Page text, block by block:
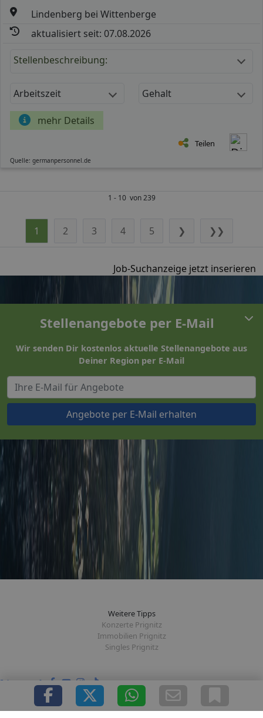
Lindenberg bei Wittenberge
aktualisiert seit: 07.08.2026
Stellenbeschreibung:
Arbeitszeit Gehalt
mehr Details
Teilen
Quelle: germanpersonnel.de
1 - 10 von 239
1 2 3 4 5 ❯ ❯❯
Job-Suchanzeige jetzt inserieren
Stellenangebote per E-Mail
Wir senden Dir kostenlos aktuelle Stellenangebote aus
Deiner Region per E-Mail
Angebote per E-Mail erhalten
Weitere Tipps
Konzerte Prignitz
Immobilien Prignitz
Singles Prignitz
Folge uns auf: